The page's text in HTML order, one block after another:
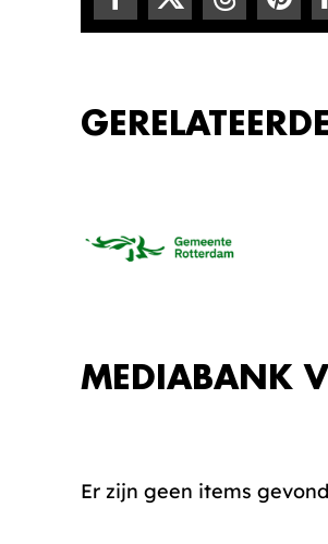
MEDIABANK
Er zijn geen items